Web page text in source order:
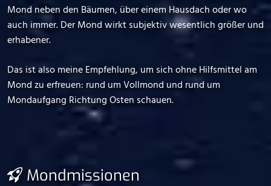
Mond neben den Bäumen, über einem Hausdach oder wo
auch immer. Der Mond wirkt subjektiv wesentlich größer und
erhabener.
Das ist also meine Empfehlung, um sich ohne Hilfsmittel am
Mond zu erfreuen: rund um Vollmond und rund um
Mondaufgang Richtung Osten schauen.
Mondmissionen